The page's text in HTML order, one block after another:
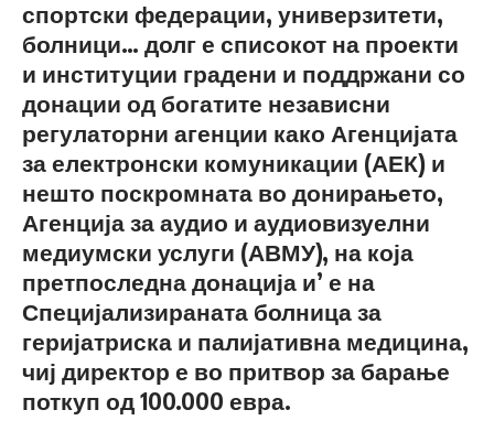
спортски федерации, универзитети,
болници… долг е списокот на проекти
и институции градени и поддржани со
донации од богатите независни
регулаторни агенции како Агенцијата
за електронски комуникации (АЕК) и
нешто поскромната во донирањето,
Агенција за аудио и аудиовизуелни
медиумски услуги (АВМУ), на која
претпоследна донација и’ е на
Специјализираната болница за
геријатриска и палијативна медицина,
чиј директор е во притвор за барање
поткуп од 100.000 евра.